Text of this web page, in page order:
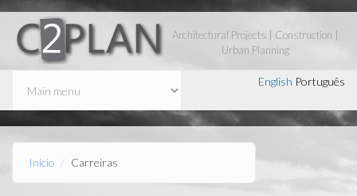
Passar para o conteúdo principal
Architectural Projects | Construction |
Urban Planning
English Português
Início Carreiras